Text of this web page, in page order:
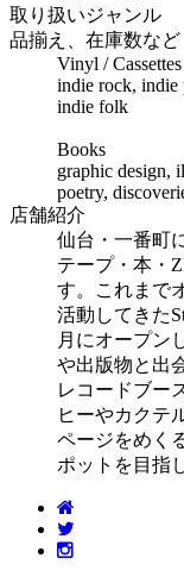
取り扱いジャンル
品揃え、在庫数など
Vinyl / Cassettes
indie rock, indie
indie folk
Books
graphic design,
poetry,
店舗紹介
仙台・一番町
テープ・本・
す。これまで
活動してきた
月にオープン
や出版物と出
レコードブー
ヒーやカクテ
ページをめく
ポットを目指